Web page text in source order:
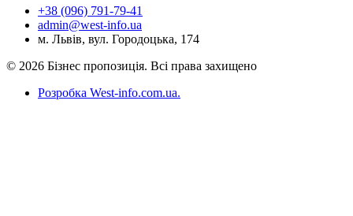
+38 (096) 791-79-41
admin@west-info.ua
м. Львів, вул. Городоцька, 174
© 2026 Бізнес пропозиція. Всі права захищено
Розробка West-info.com.ua.